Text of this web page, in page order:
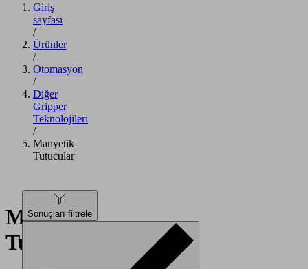
Giriş
sayfası
/
Ürünler
/
Otomasyon
/
Diğer
Gripper
Teknolojileri
/
Manyetik
Tutucular
Manyetik
Tutucular
Sonuçları filtrele